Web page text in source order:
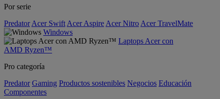
Por serie
Predator Acer Swift Acer Aspire Acer Nitro Acer TravelMate
Windows
Laptops Acer con
AMD Ryzen™
Pro categoría
Predator Gaming Productos sostenibles Negocios Educación
Componentes